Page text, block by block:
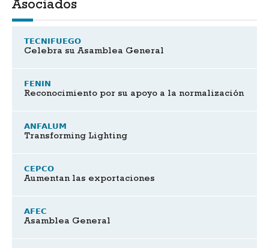
Asociados
TECNIFUEGO
Celebra su Asamblea General
FENIN
Reconocimiento por su apoyo a la normalización
ANFALUM
Transforming Lighting
CEPCO
Aumentan las exportaciones
AFEC
Asamblea General